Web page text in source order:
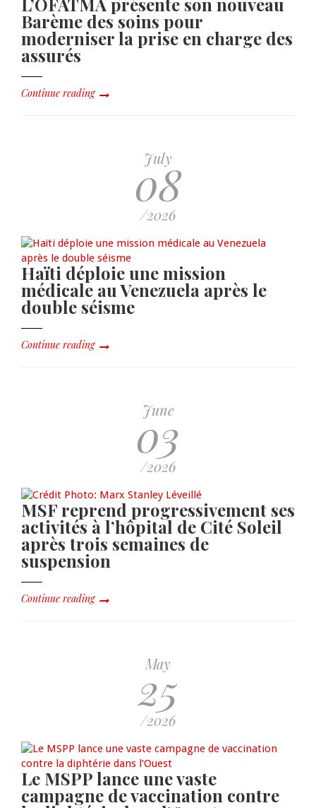
Barème des soins pour
moderniser la prise en charge des
assurés
Continue reading
July
08
/2026
Haïti déploie une mission
médicale au Venezuela après le
double séisme
Continue reading
June
03
/2026
MSF reprend progressivement ses
activités à l’hôpital de Cité Soleil
après trois semaines de
suspension
Continue reading
May
25
/2026
Le MSPP lance une vaste
campagne de vaccination contre